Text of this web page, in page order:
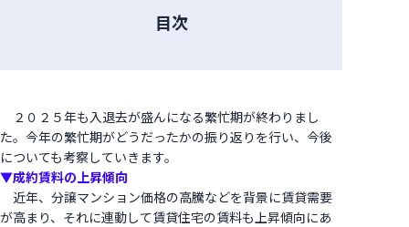
目次
２０２５年も入退去が盛んになる繁忙期が終わりまし
た。今年の繁忙期がどうだったかの振り返りを行い、今後
についても考察していきます。
▼成約賃料の上昇傾向
近年、分譲マンション価格の高騰などを背景に賃貸需要
が高まり、それに連動して賃貸住宅の賃料も上昇傾向にあ